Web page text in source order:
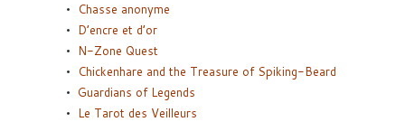
Chasse anonyme
D’encre et d’or
N-Zone Quest
Chickenhare and the Treasure of Spiking-Beard
Guardians of Legends
Le Tarot des Veilleurs